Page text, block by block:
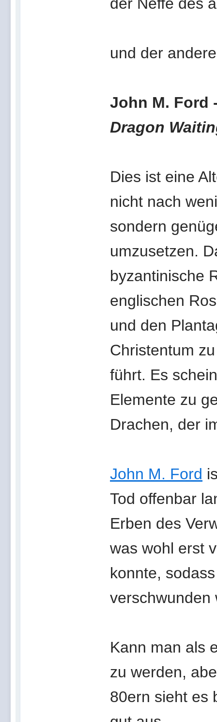
und der
John M. Ford
Dragon
Dies ist eine
nicht nach
sondern
umzusetzen.
byzantinische
englischen
und den
Christentum
führt. Es
Elemente zu
Drachen, der
John M. Ford
Tod offenbar
Erben des
was wohl erst
konnte,
verschwunden
Kann man als
zu werden,
80ern sieht es